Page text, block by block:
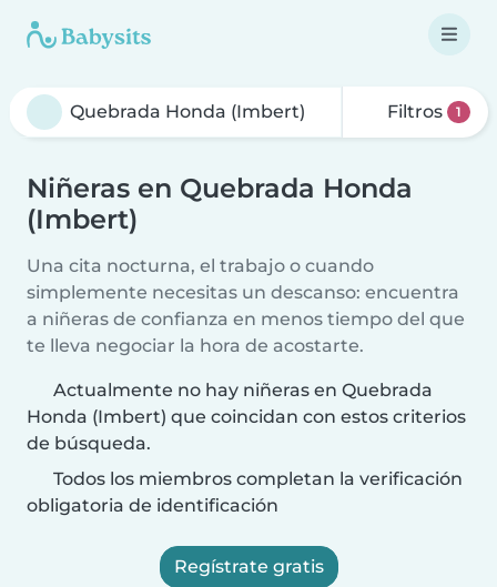
Filtros 1
Niñeras en Quebrada Honda
(Imbert)
Una cita nocturna, el trabajo o cuando
simplemente necesitas un descanso: encuentra
a niñeras de confianza en menos tiempo del que
te lleva negociar la hora de acostarte.
Actualmente no hay niñeras en Quebrada
Honda (Imbert) que coincidan con estos criterios
de búsqueda.
Todos los miembros completan la verificación
obligatoria de identificación
Regístrate gratis